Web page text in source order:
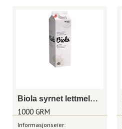
Biola syrnet lettmelk 1000g
1000 GRM
Informasjonseier: